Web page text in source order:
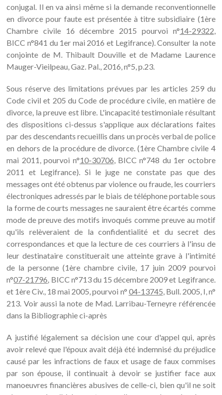
conjugal. Il en va ainsi même si la demande reconventionnelle
en divorce pour faute est présentée à titre subsidiaire (1ère
Chambre civile 16 décembre 2015 pourvoi n°14-29322,
BICC n°841 du 1er mai 2016 et Legifrance). Consulter la note
conjointe de M. Thibault Douville et de Madame Laurence
Mauger-Vieilpeau, Gaz. Pal., 2016, n°5, p.23.
Sous réserve des limitations prévues par les articles 259 du
Code civil et 205 du Code de procédure civile, en matière de
divorce, la preuve est libre. L'incapacité testimoniale résultant
des dispositions ci-dessus s'applique aux déclarations faites
par des descendants recueillis dans un procès verbal de police
en dehors de la procédure de divorce. (1ère Chambre civile 4
mai 2011, pourvoi n°10-30706, BICC n°748 du 1er octobre
2011 et Legifrance). Si le juge ne constate pas que des
messages ont été obtenus par violence ou fraude, les courriers
électroniques adressés par le biais de téléphone portable sous
la forme de courts messages ne sauraient être écartés comme
mode de preuve des motifs invoqués comme preuve au motif
qu'ils relèveraient de la confidentialité et du secret des
correspondances et que la lecture de ces courriers à l'insu de
leur destinataire constituerait une atteinte grave à l'intimité
de la personne (1ère chambre civile, 17 juin 2009 pourvoi
n°07-21796, BICC n°713 du 15 décembre 2009 et Legifrance.
et 1ère Civ., 18 mai 2005, pourvoi n° 04-13745, Bull. 2005, I, n°
213. Voir aussi la note de Mad. Larribau-Terneyre référencée
dans la Bibliographie ci-après
A justifié légalement sa décision une cour d'appel qui, après
avoir relevé que l'époux avait déjà été indemnisé du préjudice
causé par les infractions de faux et usage de faux commises
par son épouse, il continuait à devoir se justifier face aux
manoeuvres financières abusives de celle-ci, bien qu'il ne soit